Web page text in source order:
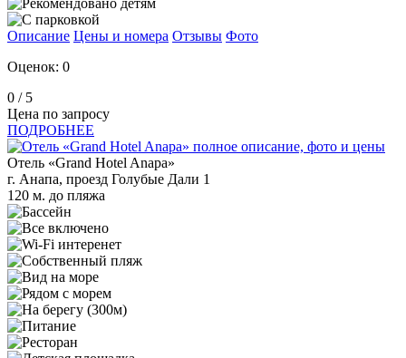
Описание Цены и номера Отзывы Фото
Оценок: 0
0 / 5
Цена по запросу
ПОДРОБНЕЕ
Отель «Grand Hotel Anapa»
г. Анапа, проезд Голубые Дали 1
120 м. до пляжа